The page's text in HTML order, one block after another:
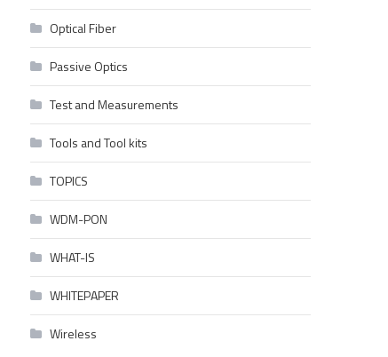
Optical Fiber
Passive Optics
Test and Measurements
Tools and Tool kits
TOPICS
WDM-PON
WHAT-IS
WHITEPAPER
Wireless